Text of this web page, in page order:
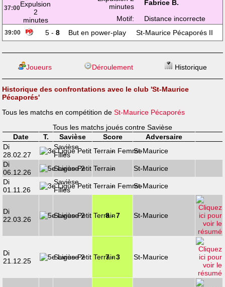
37:00
minutes
Fabrice B.
Motif:
Distance incorrecte
39:00 5 - 8 But en power-play St-Maurice Pécaporés II
Joueurs Déroulement Historique
Historique des confrontations avec le club 'St-Maurice
Pécaporés'
Tous les matchs en compétition de St-Maurice Pécaporés
Tous les matchs joués contre Savièse
Date
T. Savièse Score
Adversaire
Di
28.02.27
Savièse
Filles
-
St-Maurice
Di
06.12.26
Savièse 2 -
St-Maurice
Di
01.11.26
Savièse
Filles
- St-Maurice
Di
22.03.26
Savièse 2 8 - 7 St-Maurice
Di
21.12.25
Savièse 2 7 - 3 St-Maurice